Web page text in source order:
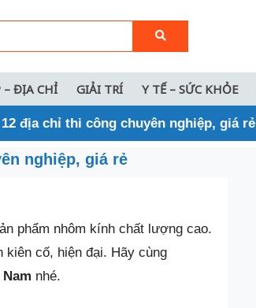
– ĐỊA CHỈ GIẢI TRÍ Y TẾ – SỨC KHỎE
địa chỉ thi công chuyên nghiệp, giá rẻ
nghiệp, giá rẻ
phẩm nhôm kính chất lượng cao.
kiên cố, hiện đại. Hãy cùng
nhé.